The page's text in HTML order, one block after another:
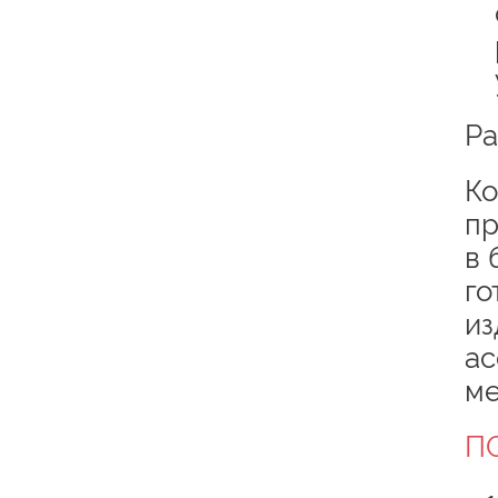
в